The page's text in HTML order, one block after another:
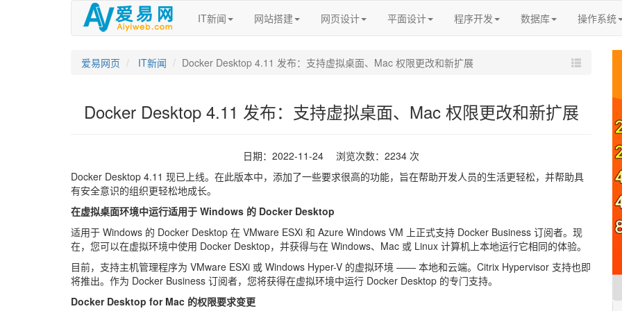
IT新闻 网站搭建 网页设计 平面设计 程序开发 数据库 操作系统
爱易网页 IT新闻 Docker Desktop 4.11 发布：支持虚拟桌面、Mac 权限更改和新扩展
Docker Desktop 4.11 发布：支持虚拟桌面、Mac 权限更改和新扩展
日期：2022-11-24 浏览次数：2234 次
Docker Desktop 4.11 现已上线。在此版本中，添加了一些要求很高的功能，旨在帮助开发人员的生活更轻松，并帮助具
有安全意识的组织更轻松地成长。
在虚拟桌面环境中运行适用于 Windows 的 Docker Desktop
适用于 Windows 的 Docker Desktop 在 VMware ESXi 和 Azure Windows VM 上正式支持 Docker Business 订阅者。现
在，您可以在虚拟环境中使用 Docker Desktop，并获得与在 Windows、Mac 或 Linux 计算机上本地运行它相同的体验。
目前，支持主机管理程序为 VMware ESXi 或 Windows Hyper-V 的虚拟环境 —— 本地和云端。Citrix Hypervisor 支持也即
将推出。作为 Docker Business 订阅者，您将获得在虚拟环境中运行 Docker Desktop 的专门支持。
Docker Desktop for Mac 的权限要求变更